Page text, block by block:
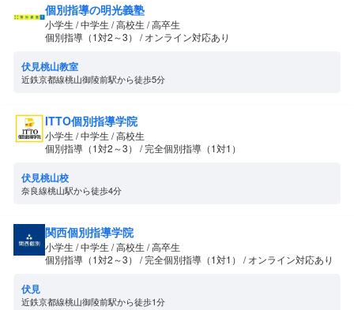
個別指導の明光義塾
小学生 / 中学生 / 高校生 / 高卒生
個別指導（1対2～3） / オンライン対応あり
伏見桃山教室
近鉄京都線桃山御陵前駅から徒歩5分
ITTO個別指導学院
小学生 / 中学生 / 高校生
個別指導（1対2～3） / 完全個別指導（1対1）
伏見桃山校
奈良線桃山駅から徒歩4分
関西個別指導学院
小学生 / 中学生 / 高校生 / 高卒生
個別指導（1対2～3） / 完全個別指導（1対1） / オンライン対応あり
伏見
近鉄京都線桃山御陵前駅から徒歩1分